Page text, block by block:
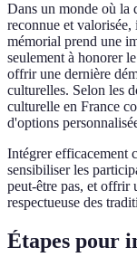
Dans un monde où la
reconnue et
mémorial prend une
seulement à honorer
offrir une dernière
culturelles. Selon les
culturelle en France
d'options
Intégrer efficacement
sensibiliser les
peut-être pas, et offrir
respectueuse des
Étapes pour